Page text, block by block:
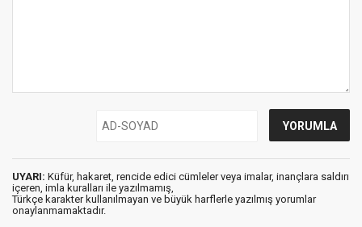
UYARI: Küfür, hakaret, rencide edici cümleler veya imalar, inançlara saldırı
içeren, imla kuralları ile yazılmamış,
Türkçe karakter kullanılmayan ve büyük harflerle yazılmış yorumlar
onaylanmamaktadır.